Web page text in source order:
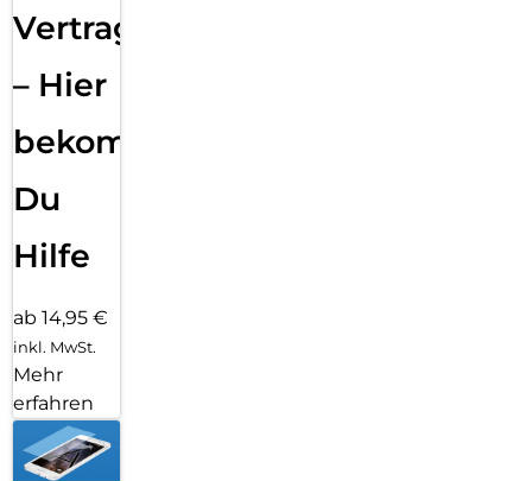
Vertragsabwicklung
– Hier
bekommst
Du
Hilfe
ab 14,95 €
inkl. MwSt.
Mehr
erfahren